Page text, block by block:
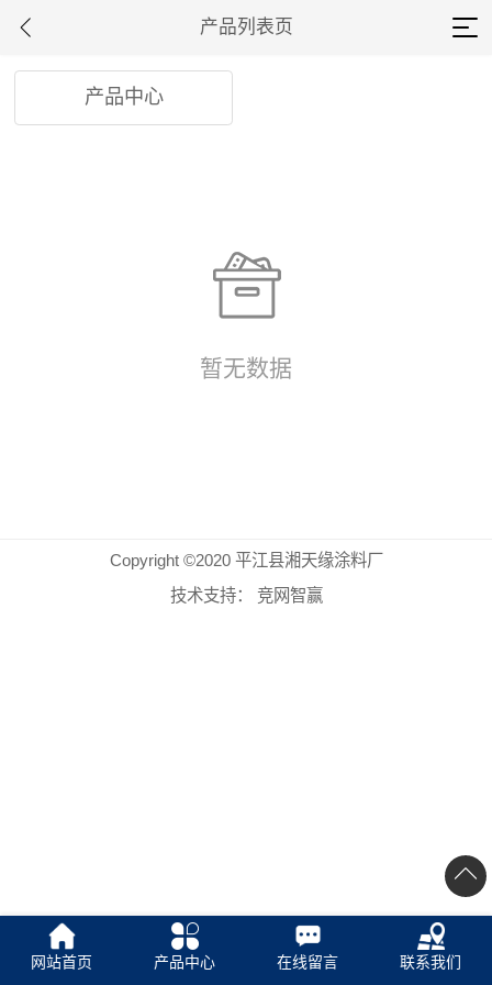
产品列表页
产品中心
暂无数据
网站首页 产品中心 在线留言 联系我们
Copyright ©2020 平江县湘天缘涂料厂
技术支持：
竞网智赢